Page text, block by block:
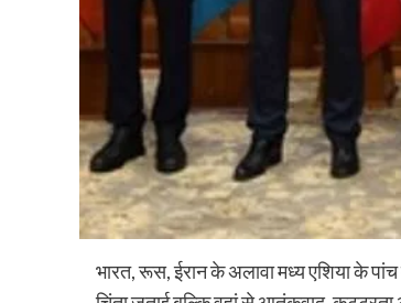
भारत, रूस, ईरान के अलावा मध्य एशिया के